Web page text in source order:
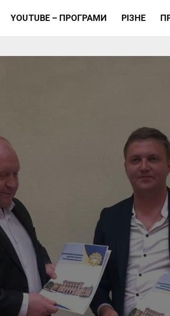
YOUTUBE – ПРОГРАМИ РІЗНЕ